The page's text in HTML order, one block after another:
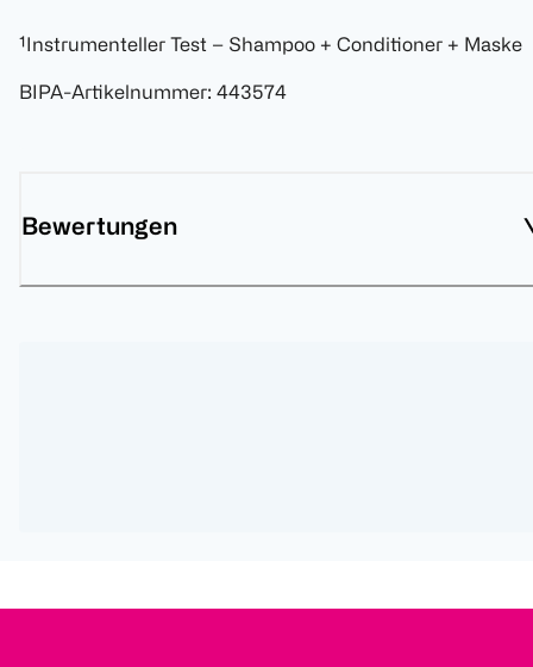
¹Instrumenteller Test – Shampoo + Conditioner + Maske
BIPA-Artikelnummer: 443574
Bewertungen